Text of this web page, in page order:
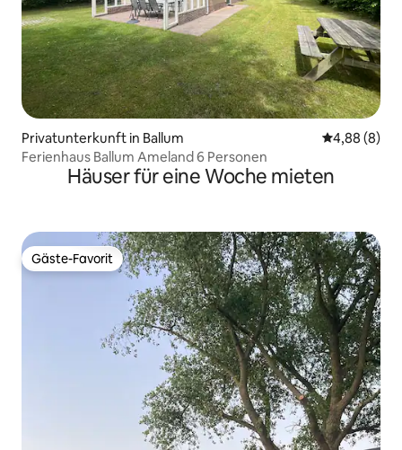
Privatunterkunft in Ballum
4,88 (8)
Ferienhaus Ballum Ameland 6 Personen
Häuser für eine Woche mieten
Gäste-Favorit
Gäste-Favorit